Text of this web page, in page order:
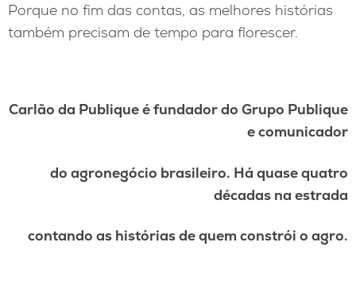
Porque no fim das contas, as melhores histórias
também precisam de tempo para florescer.
Carlão da Publiqueé fundador do Grupo Publique
e comunicador
do agronegócio brasileiro. Há quase quatro
décadas na estrada
contando as histórias de quem constrói o agro.